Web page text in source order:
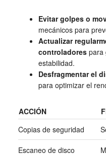
Evitar golpes o
mecánicos para
Actualizar
controladorespara
estabilidad.
Desfragmentar el
para optimizar el
ACCIÓN
Copias de seguridad
Escaneo de disco